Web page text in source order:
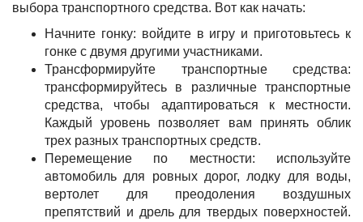
выбора транспортного средства. Вот как начать:
Начните гонку: войдите в игру и приготовьтесь к
гонке с двумя другими участниками.
Трансформируйте транспортные средства:
трансформируйтесь в различные транспортные
средства, чтобы адаптироваться к местности.
Каждый уровень позволяет вам принять облик
трех разных транспортных средств.
Перемещение по местности: используйте
автомобиль для ровных дорог, лодку для воды,
вертолет для преодоления воздушных
препятствий и дрель для твердых поверхностей.